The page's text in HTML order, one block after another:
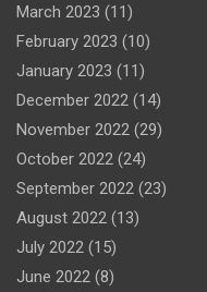
March 2023 (11)
February 2023 (10)
January 2023 (11)
December 2022 (14)
November 2022 (29)
October 2022 (24)
September 2022 (23)
August 2022 (13)
July 2022 (15)
June 2022 (8)